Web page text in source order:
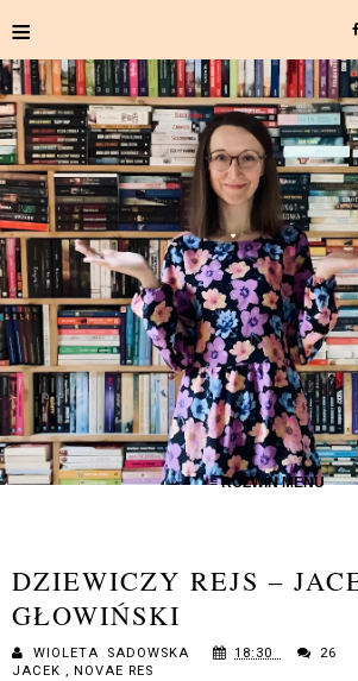
≡
≡ ROZWIŃ MENU
DZIEWICZY REJS –
GŁOWIŃSKI
WIOLETA SADOWSKA 18:30 26
JACEK , NOVAE RES